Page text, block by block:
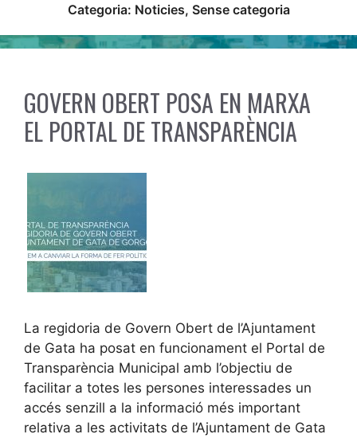
Categoria: Noticies, Sense categoria
GOVERN OBERT POSA EN MARXA
EL PORTAL DE TRANSPARÈNCIA
La regidoria de Govern Obert de l’Ajuntament
de Gata ha posat en funcionament el Portal de
Transparència Municipal amb l’objectiu de
facilitar a totes les persones interessades un
accés senzill a la informació més important
relativa a les activitats de l’Ajuntament de Gata